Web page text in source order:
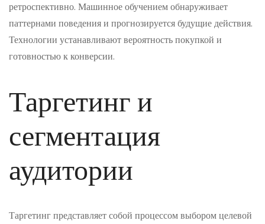
ретроспективно. Машинное обучением обнаруживает
паттернами поведения и прогнозируется будущие действия.
Технологии устанавливают вероятность покупкой и
готовностью к конверсии.
Таргетинг и
сегментация
аудитории
Таргетинг представляет собой процессом выбором целевой